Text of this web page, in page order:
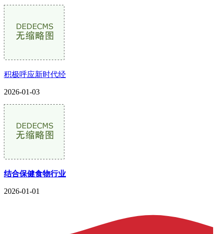
积极呼应新时代经
2026-01-03
结合保健食物行业
2026-01-01